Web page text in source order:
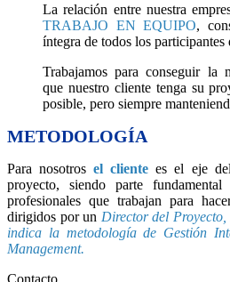
La relación entre nuestra
TRABAJO EN EQUIPO,
íntegra de todos los participantes
Trabajamos para conseguir la
que nuestro cliente tenga su
posible, pero siempre
METODOLOGÍA
Para nosotrosel cliente es el eje
proyecto, siendo parte
profesionales que trabajan para
dirigidos por un Director del
indica la metodología de Gestión
Management.
Contacto